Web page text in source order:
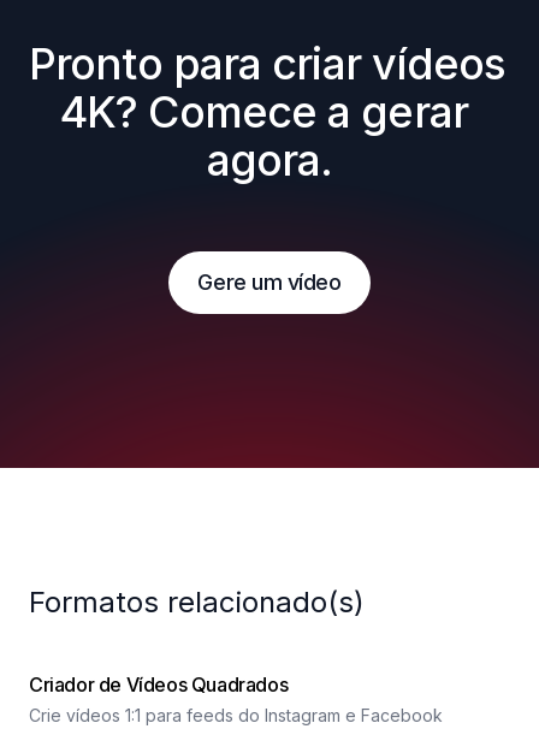
Pronto para criar vídeos
4K? Comece a gerar
agora.
Gere um vídeo
Formatos relacionado(s)
Criador de Vídeos Quadrados
Crie vídeos 1:1 para feeds do Instagram e Facebook